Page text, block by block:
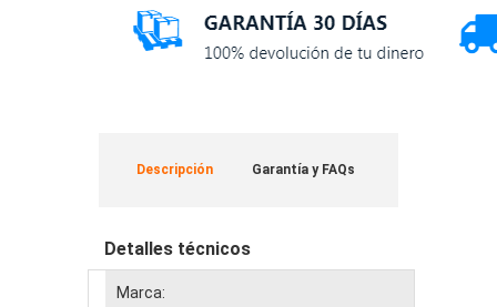
Descripción Garantía y FAQs
Detalles técnicos
Marca: